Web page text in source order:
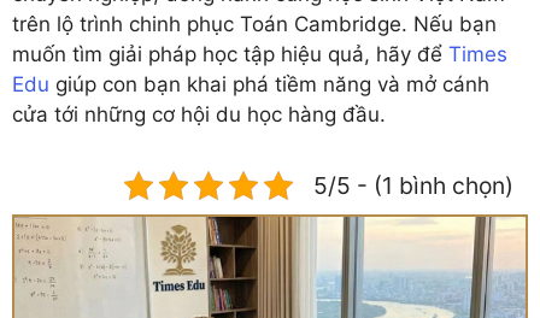
trên lộ trình chinh phục Toán Cambridge. Nếu bạn
muốn tìm giải pháp học tập hiệu quả, hãy để Times
Edu giúp con bạn khai phá tiềm năng và mở cánh
cửa tới những cơ hội du học hàng đầu.
5/5 - (1 bình chọn)